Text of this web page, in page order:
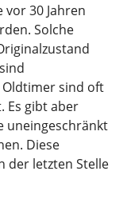
30 Jahren
Solche
sind oft
Es gibt aber
uneingeschränkt
Diese
der letzten Stelle